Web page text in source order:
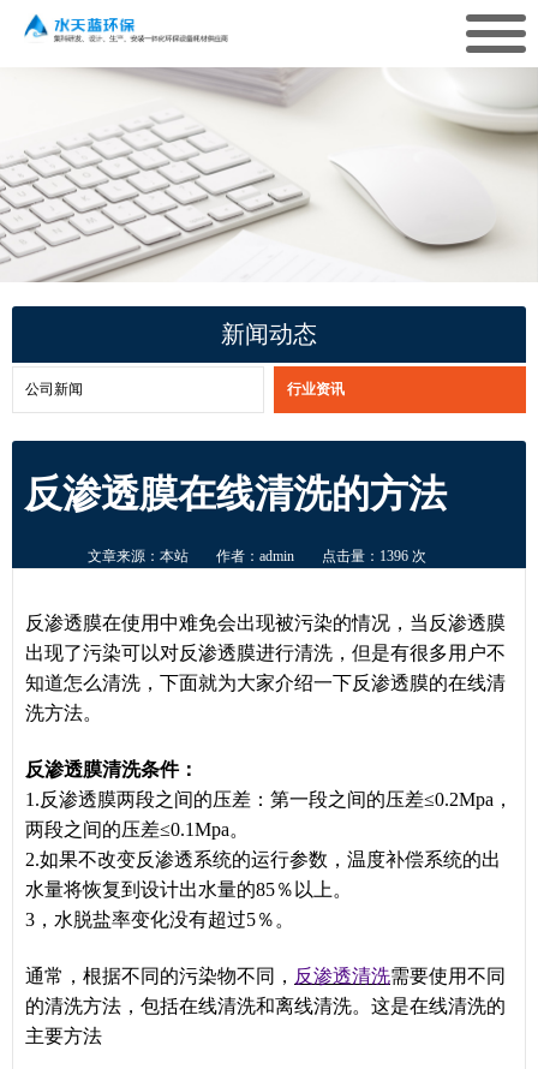
新闻动态
公司新闻 行业资讯
反渗透膜在线清洗的方法
文章来源：本站 作者：admin 点击量：1396 次
反渗透膜在使用中难免会出现被污染的情况，当反渗透膜
出现了污染可以对反渗透膜进行清洗，但是有很多用户不
知道怎么清洗，下面就为大家介绍一下反渗透膜的在线清
洗方法。
反渗透膜清洗条件：
1.反渗透膜两段之间的压差：第一段之间的压差≤0.2Mpa，
两段之间的压差≤0.1Mpa。
2.如果不改变反渗透系统的运行参数，温度补偿系统的出
水量将恢复到设计出水量的85％以上。
3，水脱盐率变化没有超过5％。
通常，根据不同的污染物不同， 反渗透清洗需要使用不同
的清洗方法，包括在线清洗和离线清洗。这是在线清洗的
主要方法